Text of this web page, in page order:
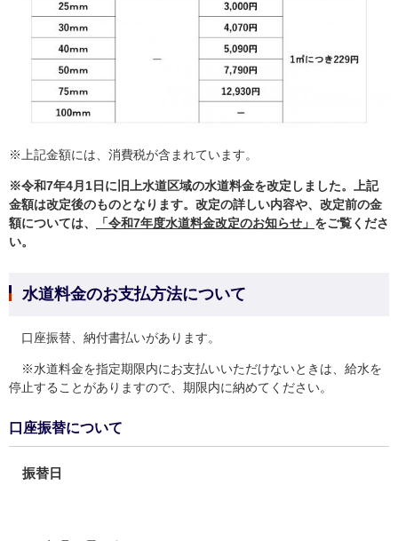
※上記金額には、消費税が含まれています。
※令和7年4月1日に旧上水道区域の水道料金を改定しました。上記
金額は改定後のものとなります。改定の詳しい内容や、改定前の金
額については、
「令和7年度水道料金改定のお知らせ」 をご覧くださ
い。
水道料金のお支払方法について
口座振替、納付書払いがあります。
※水道料金を指定期限内にお支払いいただけないときは、給水を
停止することがありますので、期限内に納めてください。
口座振替について
振替日